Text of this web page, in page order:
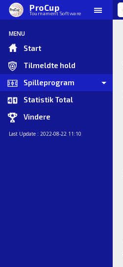
ProCup
Tournament Software
MENU
Start
Tilmeldte hold
Spilleprogram
Statistik Total
Vindere
Last Update : 2022-08-22 11:10